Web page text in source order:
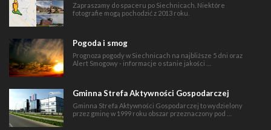
Zapraszamy do spaceru po Siechnicach. Niektóre
fotografie mogą pochodzić z 2013 roku.
Pogoda i smog
Prognoza pogody w Siechnicach na najbliższe 5 dni oraz
Alert Smogowy - informacje o stanie jakości …
Gminna Strefa Aktywności Gospodarczej
Gminna Strefa Aktywności Gospodarczej to wydzielony
przez gminę w 1999 roku obszar przeznaczony pod …